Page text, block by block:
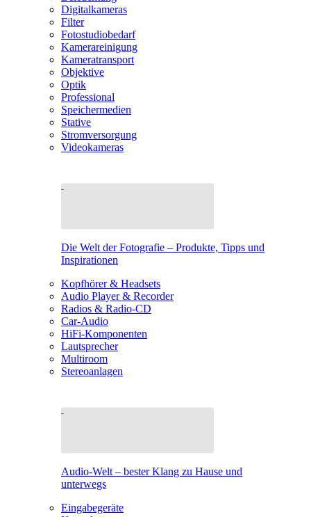
Digitalkameras
Filter
Fotostudiobedarf
Kamerareinigung
Kameratransport
Objektive
Optik
Professional
Speichermedien
Stative
Stromversorgung
Videokameras
Die Welt der Fotografie – Produkte, Tipps und
Inspirationen
Kopfhörer & Headsets
Audio Player & Recorder
Radios & Radio-CD
Car-Audio
HiFi-Komponenten
Lautsprecher
Multiroom
Stereoanlagen
Audio-Welt – bester Klang zu Hause und
unterwegs
Eingabegeräte